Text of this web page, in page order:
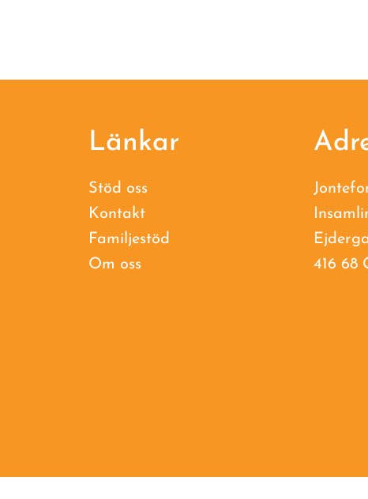
Länkar
Stöd oss
Kontakt
Familjestöd
Om oss
416 68